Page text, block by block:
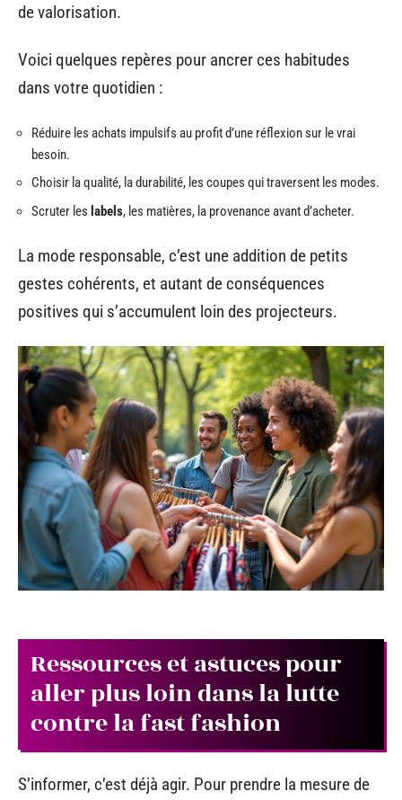
de valorisation.
Voici quelques repères pour ancrer ces habitudes
dans votre quotidien :
Réduire les achats impulsifs au profit d’une réflexion sur le vrai
besoin.
Choisir la qualité, la durabilité, les coupes qui traversent les modes.
Scruter les labels, les matières, la provenance avant d’acheter.
La mode responsable, c’est une addition de petits
gestes cohérents, et autant de conséquences
positives qui s’accumulent loin des projecteurs.
Ressources et astuces pour
aller plus loin dans la lutte
contre la fast fashion
S’informer, c’est déjà agir. Pour prendre la mesure de